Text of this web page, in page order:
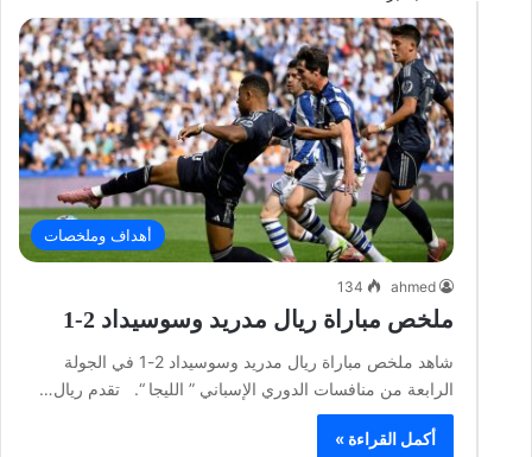
أهداف وملخصات
ahmed
134
ملخص مباراة ريال مدريد وسوسيداد 2-1
شاهد ملخص مباراة ريال مدريد وسوسيداد 2-1 في الجولة
الرابعة من منافسات الدوري الإسباني ” الليجا “. تقدم ريال…
أكمل القراءة »